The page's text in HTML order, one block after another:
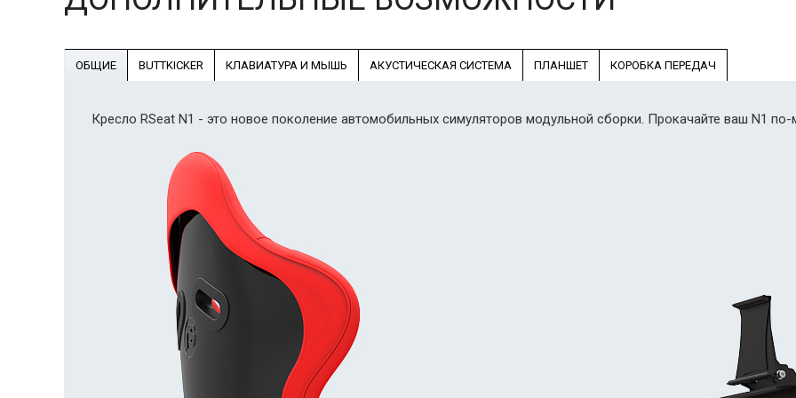
ОБЩИЕ BUTTKICKER КЛАВИАТУРА И МЫШЬ АКУСТИЧЕСКАЯ СИСТЕМА ПЛАНШЕТ КОРОБКА ПЕРЕДАЧ
Кресло RSeat N1 - это новое поколение автомобильных симуляторов модульной сборки. Прокачайте ваш N1